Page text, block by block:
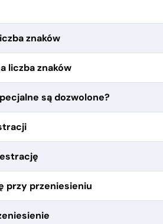
znaków
liczba znaków
są dozwolone?
przy przeniesieniu